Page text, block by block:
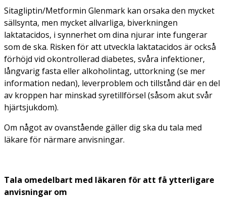
Sitagliptin/Metformin Glenmark kan orsaka den mycket
sällsynta, men mycket allvarliga, biverkningen
laktatacidos, i synnerhet om dina njurar inte fungerar
som de ska. Risken för att utveckla laktatacidos är också
förhöjd vid okontrollerad diabetes, svåra infektioner,
långvarig fasta eller alkoholintag, uttorkning (se mer
information nedan), leverproblem och tillstånd där en del
av kroppen har minskad syretillförsel (såsom akut svår
hjärtsjukdom).
Om något av ovanstående gäller dig ska du tala med
läkare för närmare anvisningar.
Tala omedelbart med läkaren för att få ytterligare
anvisningar om